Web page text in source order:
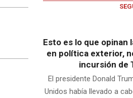
Esto es lo que opinan
en política exterior,
incursión de
El presidente Donald
Unidos había llevado a